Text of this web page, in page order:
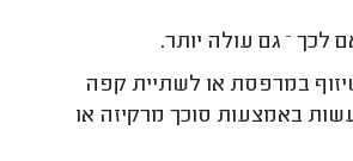
לכך – גם עולה יותר.
במרפסת או לשתיית קפה
באמצעות סוכך מרקיזה או